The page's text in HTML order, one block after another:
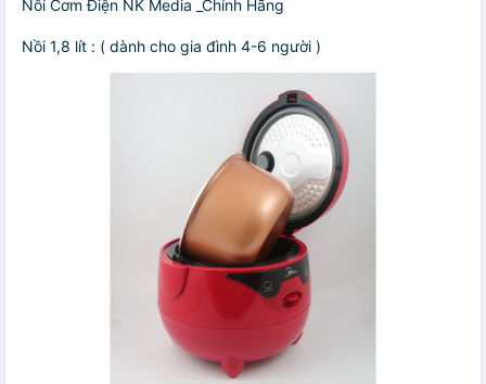
Nồi Cơm Điện NK Media _Chính Hãng
Nồi 1,8 lít : ( dành cho gia đình 4-6 người )